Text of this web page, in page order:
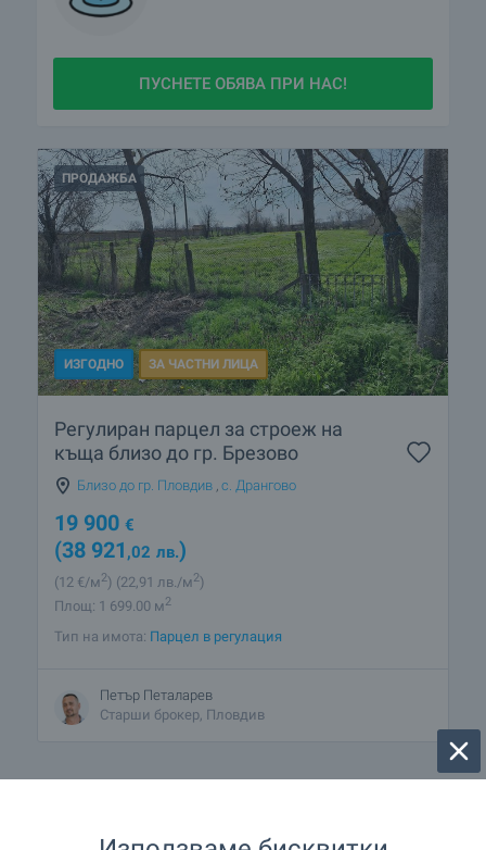
ПУСНЕТЕ ОБЯВА ПРИ НАС!
ПРОДАЖБА
ИЗГОДНО ЗА ЧАСТНИ ЛИЦА
Регулиран парцел за строеж на
къща близо до гр. Брезово
Близо до гр. Пловдив с. Дрангово
19 900 €
(38 921 ,02 лв.)
(12 €/м2) (22 ,91 лв./м2)
Площ: 1 699.00 м2
Тип на имота: Парцел в регулация
Петър Петаларев
Старши брокер, Пловдив